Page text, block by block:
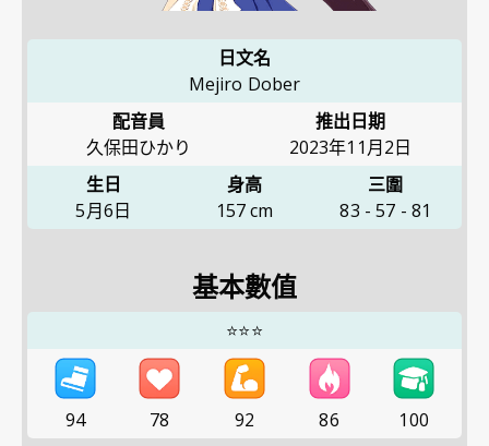
日文名
Mejiro Dober
配音員
久保田ひかり
推出日期
2023年11月2日
生日
5月6日
身高
157cm
三圍
83 -57 - 81
基本數值
⭐⭐⭐
94 78 92 86
100